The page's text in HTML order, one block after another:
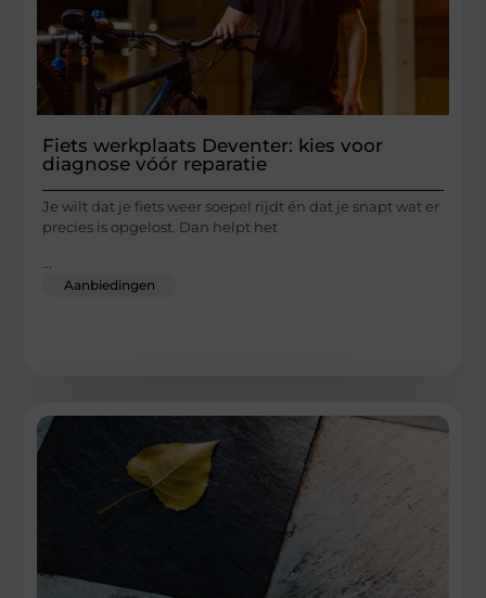
Fiets werkplaats Deventer: kies voor
diagnose vóór reparatie
Je wilt dat je fiets weer soepel rijdt én dat je snapt wat er
precies is opgelost. Dan helpt het
Aanbiedingen